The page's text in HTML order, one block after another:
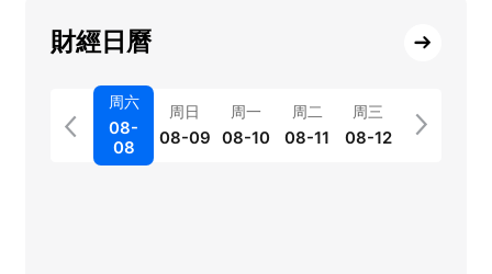
財經日曆
周六
08-
08
周日
08-09
周一
08-10
周二
08-11
周三
08-12